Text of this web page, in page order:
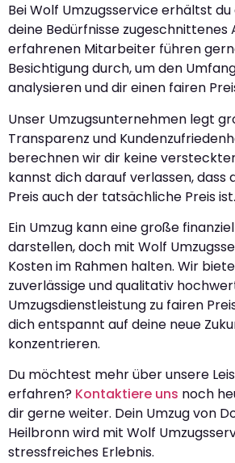
Bei Wolf Umzugsservice erhältst du
deine Bedürfnisse zugeschnittenes
erfahrenen Mitarbeiter führen
Besichtigung durch, um den
analysieren und dir einen fairen
Unser Umzugsunternehmen legt
Transparenz und
berechnen wir dir keine
kannst dich darauf verlassen, dass
Preis auch der tatsächliche Preis ist.
Ein Umzug kann eine große
darstellen, doch mit Wolf
Kosten im Rahmen halten. Wir
zuverlässige und qualitativ
Umzugsdienstleistung zu fairen
dich entspannt auf deine neue
konzentrieren.
Du möchtest mehr über unsere
erfahren? Kontaktiere uns noch
dir gerne weiter. Dein Umzug von
Heilbronn wird mit Wolf
stressfreiches Erlebnis.